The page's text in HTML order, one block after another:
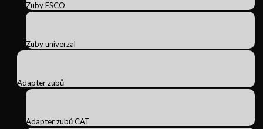
Zuby ESCO
Zuby univerzal
Adapter zubů
Adapter zubů CAT